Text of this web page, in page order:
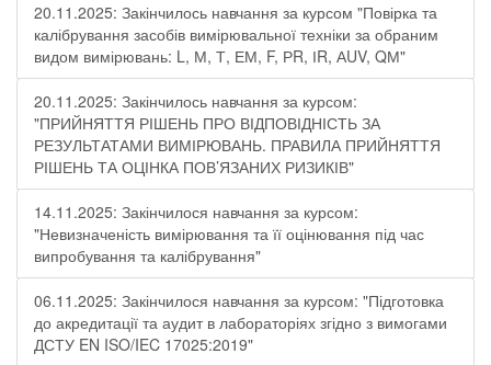
20.11.2025: Закінчилось навчання за курсом "Повірка та
калібрування засобів вимірювальної техніки за обраним
видом вимірювань: L, М, Т, ЕМ, F, РR, ІR, АUV, QМ"
20.11.2025: Закінчилось навчання за курсом:
"ПРИЙНЯТТЯ РІШЕНЬ ПРО ВІДПОВІДНІСТЬ ЗА
РЕЗУЛЬТАТАМИ ВИМІРЮВАНЬ. ПРАВИЛА ПРИЙНЯТТЯ
РІШЕНЬ ТА ОЦІНКА ПОВ’ЯЗАНИХ РИЗИКІВ"
14.11.2025: Закінчилося навчання за курсом:
"Невизначеність вимірювання та її оцінювання під час
випробування та калібрування"
06.11.2025: Закінчилося навчання за курсом: "Підготовка
до акредитації та аудит в лабораторіях згідно з вимогами
ДСТУ EN ISO/IEC 17025:2019"